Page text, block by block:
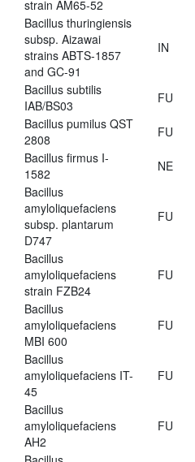
strain AM65-52
Bacillus thuringiensis
subsp. Aizawai
strains ABTS-1857
and GC-91
IN
Bacillus subtilis
IAB/BS03
FU
Bacillus pumilus QST
2808
FU
Bacillus firmus I-
1582
NE
Bacillus
amyloliquefaciens
subsp. plantarum
D747
FU
Bacillus
amyloliquefaciens
strain FZB24
FU
Bacillus
amyloliquefaciens
MBI 600
FU
Bacillus
amyloliquefaciens IT-
45
FU
Bacillus
amyloliquefaciens
AH2
FU